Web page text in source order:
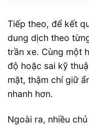
Tiếp theo, để kết
dung dịch theo
trần xe. Cùng một
độ hoặc sai kỹ
mặt, thậm chí giữ
nhanh hơn.
Ngoài ra, nhiều